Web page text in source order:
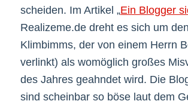
scheiden. Im Artikel „Ein Blogger
Realizeme.de dreht es sich um
Klimbimms, der von einem Herrn
verlinkt) als womöglich großes
des Jahres geahndet wird. Die
sind scheinbar so böse laut dem